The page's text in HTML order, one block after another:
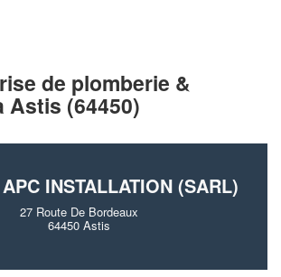
de plomberie &
Astis (64450)
INSTALLATION (SARL)
27 Route De Bordeaux
64450 Astis
Augmentez votre
vosmarges tout en
nouveaux clients